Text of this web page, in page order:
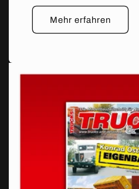
Mehr erfahren